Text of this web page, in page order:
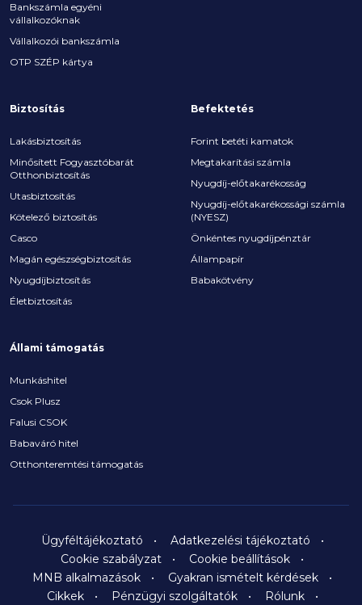
Bankszámla egyéni
vállalkozóknak
Vállalkozói bankszámla
OTP SZÉP kártya
Biztosítás
Lakásbiztosítás
Minősített Fogyasztóbarát
Otthonbiztosítás
Utasbiztosítás
Kötelező biztosítás
Casco
Magán egészségbiztosítás
Nyugdíjbiztosítás
Életbiztosítás
Befektetés
Forint betéti kamatok
Megtakarítási számla
Nyugdíj-előtakarékosság
Nyugdíj-előtakarékossági számla
(NYESZ)
Önkéntes nyugdíjpénztár
Állampapír
Babakötvény
Állami támogatás
Munkáshitel
Csok Plusz
Falusi CSOK
Babaváró hitel
Otthonteremtési támogatás
Ügyféltájékoztató
Adatkezelési tájékoztató
Cookie szabályzat
Cookie beállítások
MNB alkalmazások
Gyakran ismételt kérdések
Cikkek
Pénzügyi szolgáltatók Rólunk